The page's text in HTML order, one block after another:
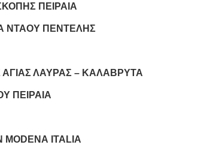
ΠΕΙΡΑΙΑ
ΝΤΑΟΥ ΠΕΝΤΕΛΗΣ
ΛΑΥΡΑΣ – ΚΑΛΑΒΡΥΤΑ
ΠΕΙΡΑΙΑ
MODENA ITALIA